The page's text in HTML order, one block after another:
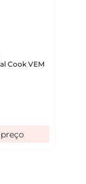
Cook VEM